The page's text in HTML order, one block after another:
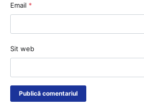
Email *
Sit web